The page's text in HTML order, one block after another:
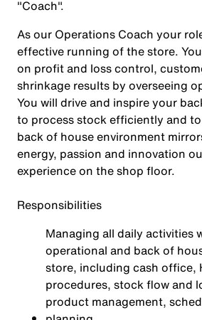
"Coach".
As our Operations Coach your
effective running of the store.
on profit and loss control,
shrinkage results by overseeing
You will drive and inspire your
to process stock efficiently and
back of house environment
energy, passion and innovation
experience on the shop floor.
Responsibilities
Managing all daily activities
operational and back of
store, including cash office,
procedures, stock flow and
product management,